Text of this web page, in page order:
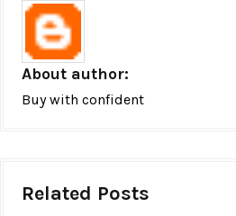
About author:
Buy with confident
Related Posts